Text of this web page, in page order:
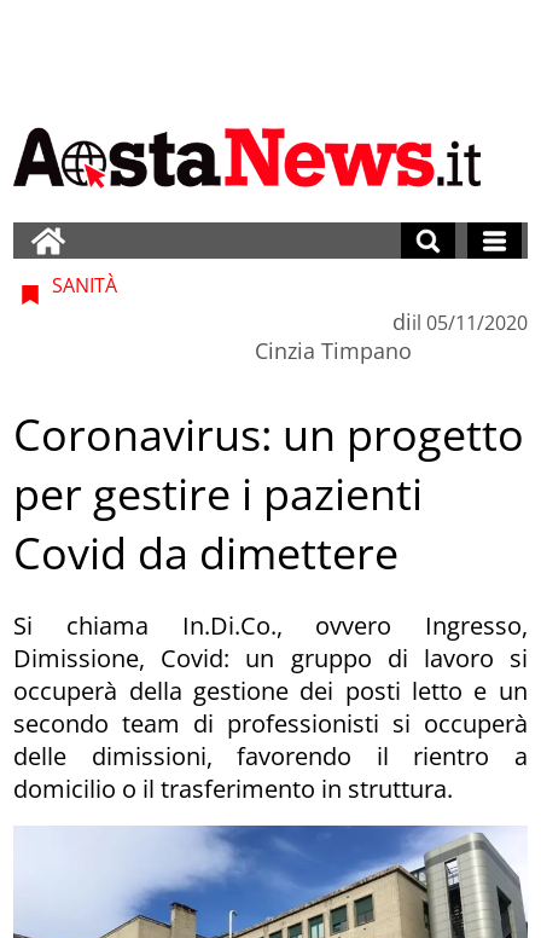
SANITÀ
di
Cinzia Timpano
il 05/11/2020
Coronavirus: un progetto
per gestire i pazienti
Covid da dimettere
Si chiama In.Di.Co., ovvero Ingresso,
Dimissione, Covid: un gruppo di lavoro si
occuperà della gestione dei posti letto e un
secondo team di professionisti si occuperà
delle dimissioni, favorendo il rientro a
domicilio o il trasferimento in struttura.